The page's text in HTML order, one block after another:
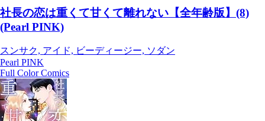
社長の恋は重くて甘くて離れない【全年齢版】(8)
(Pearl PINK)
スンサク, アイド, ビーディージー, ソダン
Pearl PINK
Full Color Comics